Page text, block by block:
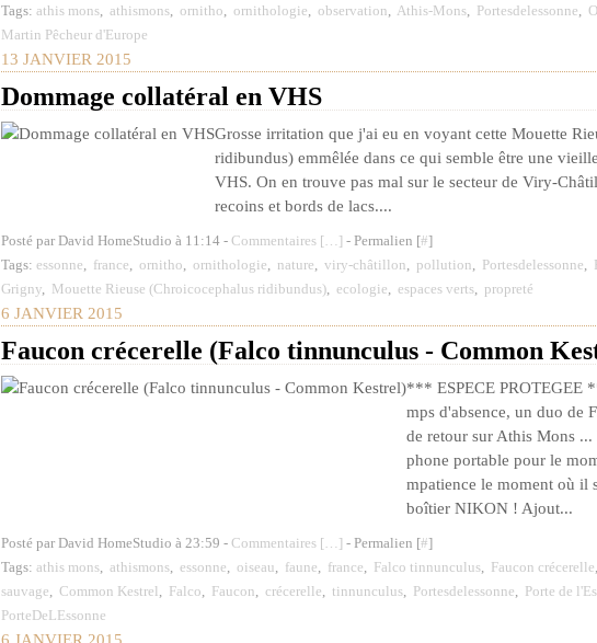
Tags: athis mons, athismons, ornitho, ornithologie, observation, Athis-Mons, Portesdelessonne,
Martin Pêcheur d'Europe
13 JANVIER 2015
Dommage collatéral en VHS
Grosse irritation que j'ai eu en voyant cette Mouette
ridibundus) emmêlée dans ce qui semble être une
VHS. On en trouve pas mal sur le secteur de Viry-
recoins et bords de lacs....
Posté par David HomeStudio à 11:14 - Commentaires [… ] - Permalien [#]
Tags: essonne, france, ornitho, ornithologie, nature, viry-châtillon, pollution, Portesdelessonne,
Grigny, Mouette Rieuse (Chroicocephalus ridibundus), ecologie, espaces verts, propreté
6 JANVIER 2015
Faucon crécerelle (Falco tinnunculus - Common
*** ESPECE PROTEGEE
mps d'absence, un duo de
de retour sur Athis Mons ...
phone portable pour le
mpatience le moment où il
boîtier NIKON ! Ajout...
Posté par David HomeStudio à 23:59 - Commentaires [… ] - Permalien [#]
Tags: athis mons, athismons, essonne, oiseau, faune, france, Falco tinnunculus, Faucon crécerelle,
sauvage, Common Kestrel, Falco, Faucon, crécerelle, tinnunculus, Portesdelessonne, Porte de
PorteDeLEssonne